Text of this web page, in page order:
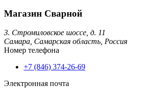
Магазин Сварной
3. Стромиловское шоссе, д. 11
Самара, Самарская область, Россия
Номер телефона
+7 (846) 374-26-69
Электронная почта